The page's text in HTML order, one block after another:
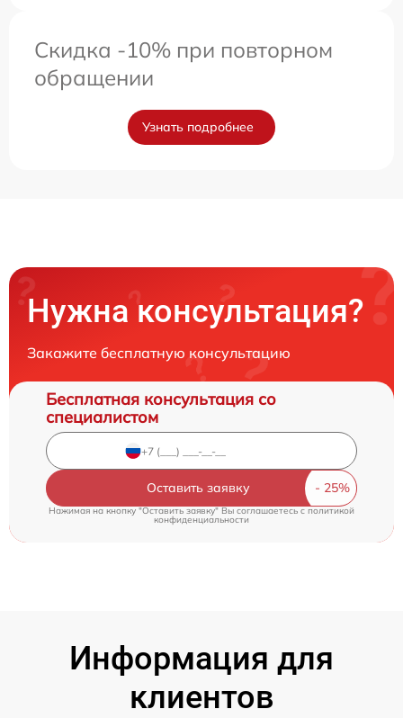
Скидка -10% при повторном
обращении
Узнать подробнее
Нужна консультация?
Закажите бесплатную консультацию
Бесплатная консультация со
специалистом
Оставить заявку
Нажимая на кнопку "Оставить заявку" Вы соглашаетесь c политикой
конфиденциальности
Информация для
клиентов